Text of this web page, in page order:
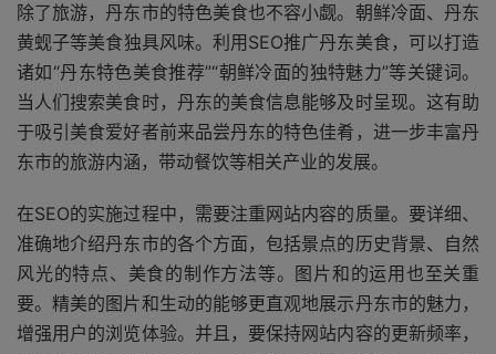
除了旅游，丹东市的特色美食也不容小觑。朝鲜冷面、丹东
黄蚬子等美食独具风味。利用SEO推广丹东美食，可以打造
诸如“丹东特色美食推荐”“朝鲜冷面的独特魅力”等关键词。
当人们搜索美食时，丹东的美食信息能够及时呈现。这有助
于吸引美食爱好者前来品尝丹东的特色佳肴，进一步丰富丹
东市的旅游内涵，带动餐饮等相关产业的发展。
在SEO的实施过程中，需要注重网站内容的质量。要详细、
准确地介绍丹东市的各个方面，包括景点的历史背景、自然
风光的特点、美食的制作方法等。图片和的运用也至关重
要。精美的图片和生动的能够更直观地展示丹东市的魅力，
增强用户的浏览体验。并且，要保持网站内容的更新频率，